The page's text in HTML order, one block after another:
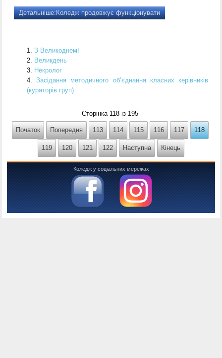
Детальніше:Коледж продовжує функціонувати
З Великоднем!
Великдень
Некролог
Засідання методичного об’єднання класних керівників
(кураторів груп)
Сторінка 118 із 195
Початок Попередня 113 114 115 116 117 118
119 120 121 122 Наступна Кінець
Коледж у соціальних мережах